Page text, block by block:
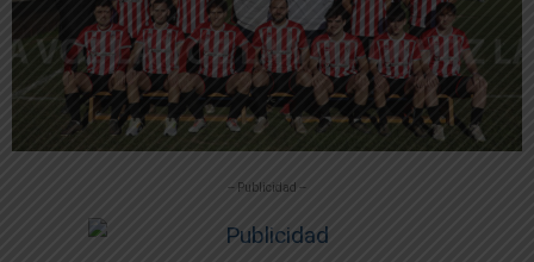
-- Publicidad --